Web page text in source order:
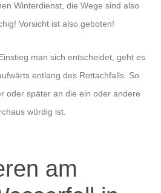
Winterdienst, die Wege sind also
Vorsicht ist also geboten!
man sich entscheidet, geht es
entlang des Rottachfalls. So
oder später an die ein oder andere
würdig ist.
am